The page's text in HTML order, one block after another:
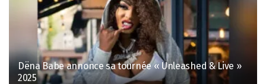
Dëna Babe annonce sa tournée « Unleashed & Live »
2025